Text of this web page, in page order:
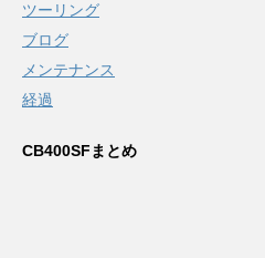
ツーリング
ブログ
メンテナンス
経過
CB400SFまとめ